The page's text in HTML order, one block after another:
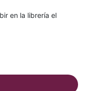
en la librería el